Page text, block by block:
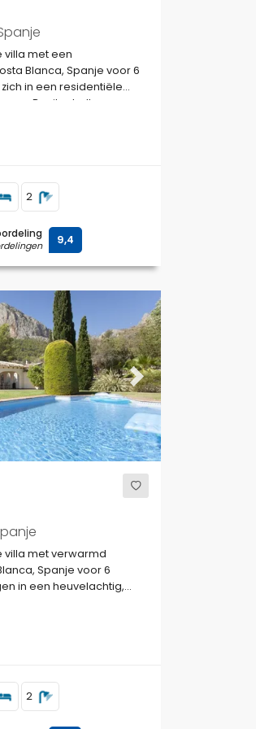
met een
Blanca, Spanje voor 6
in een residentiële
van Benitachell.
2
9,4
Next
met verwarmd
Spanje voor 6
in een heuvelachtig,
2